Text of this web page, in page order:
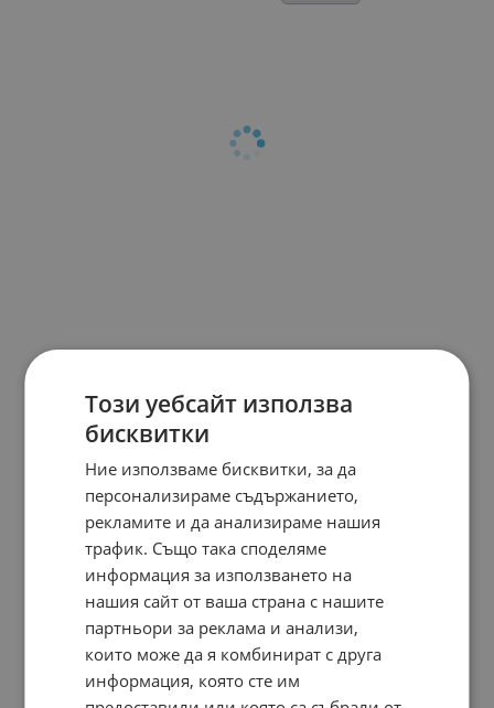
Този уебсайт използва
бисквитки
Ние използваме бисквитки, за да
персонализираме съдържанието,
рекламите и да анализираме нашия
трафик. Също така споделяме
информация за използването на
нашия сайт от ваша страна с нашите
партньори за реклама и анализи,
които може да я комбинират с друга
информация, която сте им